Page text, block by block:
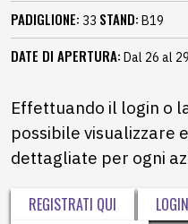
PADIGLIONE: 33 STAND: B19
DATE DI APERTURA: Dal 26 al
Effettuando il login o
possibile visualizzare
dettagliate per ogni
REGISTRATI QUI